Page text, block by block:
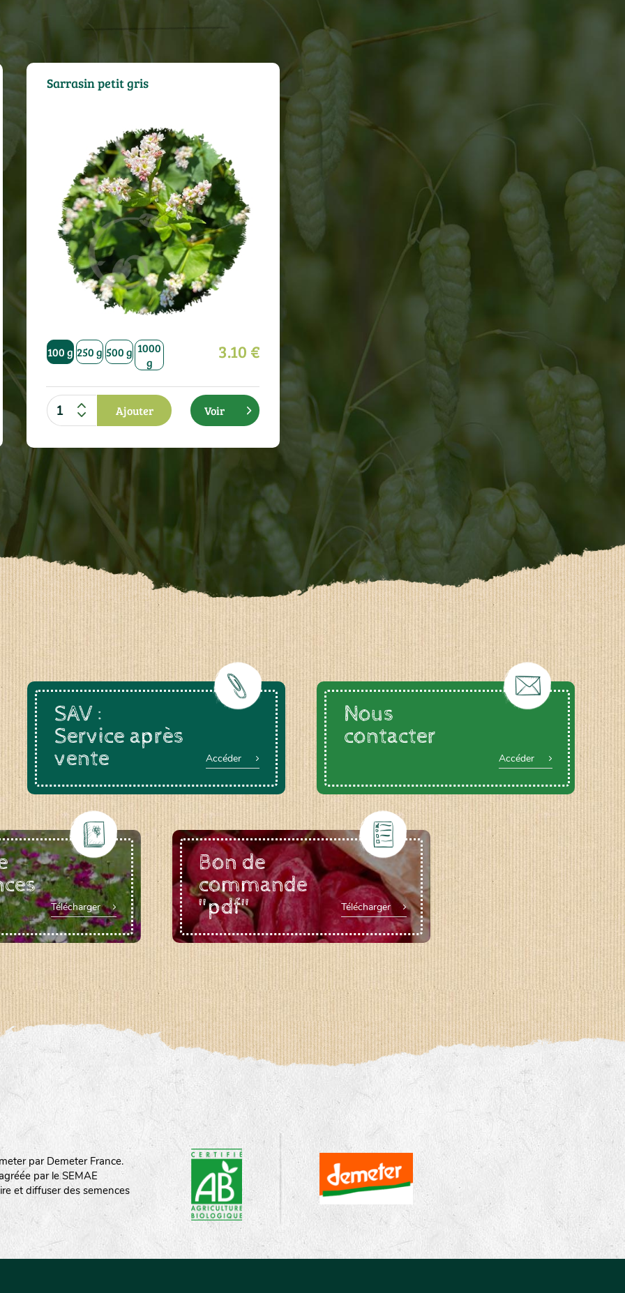
500 g
1000
g
Sarrasin petit gris
100 g 250 g 500 g 1000
g
3.10 €
Ajouter Voir
SAV :
Service après
vente
Accéder
Nous
contacter
Accéder
Télécharger
Bon de
commande
"pdf"
Télécharger
par Demeter France.
par le SEMAE
et diffuser des semences